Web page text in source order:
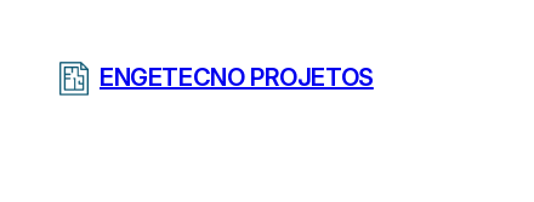
ENGETECNO PROJETOS